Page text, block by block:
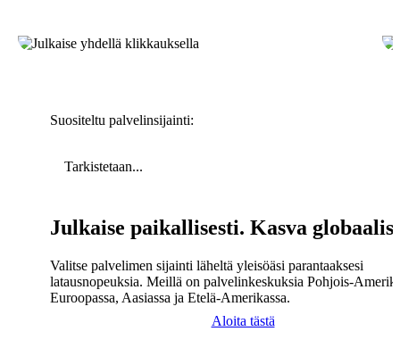
Suositeltu palvelinsijainti:
Tarkistetaan...
Julkaise paikallisesti. Kasva
Valitse palvelimen sijainti läheltä yleisöäsi parantaaksesi
latausnopeuksia. Meillä on palvelinkeskuksia Pohjois-
Euroopassa, Aasiassa ja Etelä-Amerikassa.
Aloita tästä